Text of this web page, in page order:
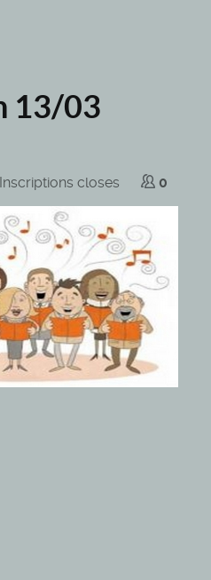
13/03
Inscriptions closes 0